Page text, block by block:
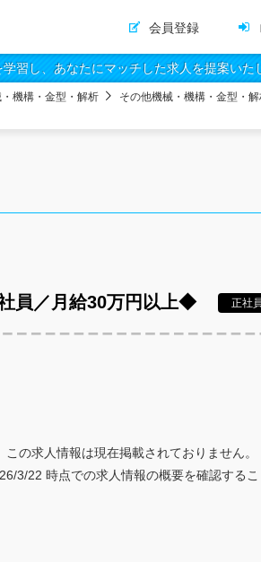
会員登録
習し、あなたにマッチした求人を提案いた
機構・金型・解析
その他機械・機構・金型・
員／月給30万円以上◆ 正社
の求人情報は現在掲載されておりません。
3/22 時点での求人情報の概要を確認する